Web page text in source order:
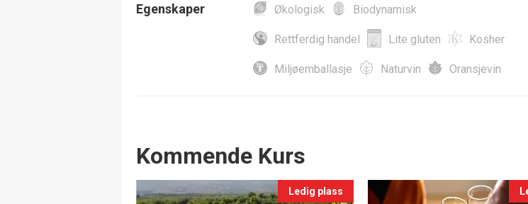
Egenskaper Økologisk Biodynamisk
Rettferdig handel Lite gluten Kosher
Miljøemballasje Naturvin Oransjevin
Events
Kommende Kurs
Ledig plass